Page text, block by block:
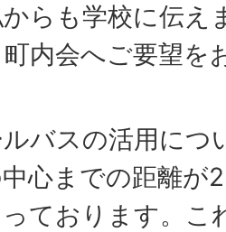
からも学校に伝
内会へご要望を
バスの活用につ
心までの距離が
ております。こ